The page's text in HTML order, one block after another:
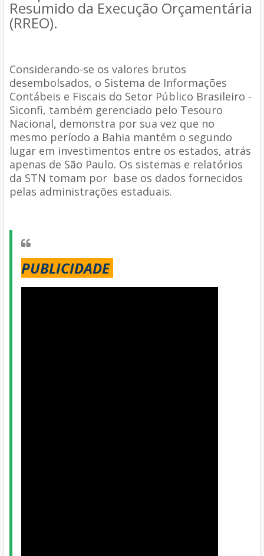
Resumido da Execução Orçamentária
(RREO).
Considerando-se os valores brutos
desembolsados, o Sistema de Informações
Contábeis e Fiscais do Setor Público Brasileiro -
Siconfi, também gerenciado pelo Tesouro
Nacional, demonstra por sua vez que no
mesmo período a Bahia mantém o segundo
lugar em investimentos entre os estados, atrás
apenas de São Paulo. Os sistemas e relatórios
da STN tomam por base os dados fornecidos
pelas administrações estaduais.
PUBLICIDADE